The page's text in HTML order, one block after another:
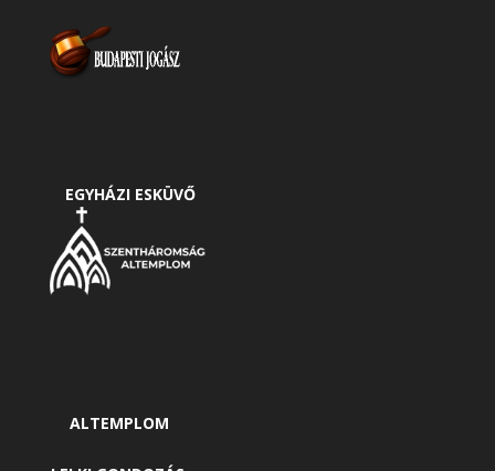
EGYHÁZI ESKÜVŐ
ALTEMPLOM